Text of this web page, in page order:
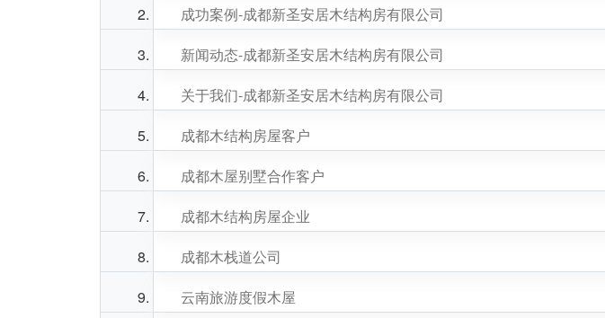
成功案例-成都新圣安居木结构房有限公司
新闻动态-成都新圣安居木结构房有限公司
关于我们-成都新圣安居木结构房有限公司
成都木结构房屋客户
成都木屋别墅合作客户
成都木结构房屋企业
成都木栈道公司
云南旅游度假木屋